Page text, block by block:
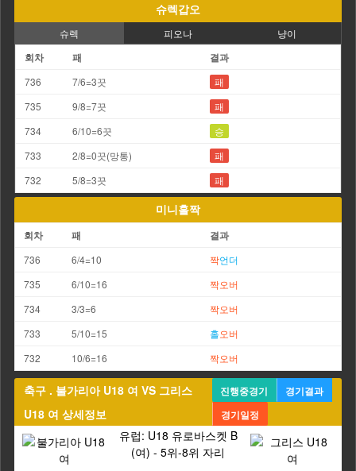
슈렉갑오
슈렉 피오나 냥이
회차 패 결과
736 7/6=3끗
패
735
9/8=7끗
패
734
6/10=6끗
승
733
2/8=0끗(망통)
패
732
5/8=3끗 패
미니홀짝
회차 패 결과
736 6/4=10 짝언더
735
6/10=16 짝오버
734
3/3=6 짝오버
733
5/10=15 홀오버
732
10/6=16 짝오버
축구 . 불가리아 U18 여 VS 그리스
U18 여 상세정보
진행중경기
경기결과
경기일정
유럽: U18 유로바스켓 B
(여) - 5위-8위 자리